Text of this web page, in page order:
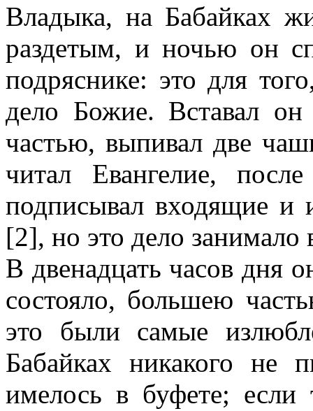
Владыка, на Бабайках
раздетым, и ночью он
подряснике: это для
дело Божие. Вставал
частью, выпивал две
читал Евангелие,
подписывал входящие и
[2], но это дело занимало
В двенадцать часов дня
состояло, большею
это были самые
Бабайках никакого
имелось в буфете; если